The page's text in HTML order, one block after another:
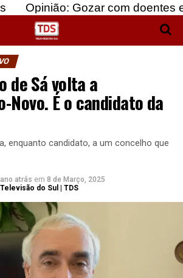
Gozar com doentes e bajular os
de Sá volta a
Novo. É o candidato da
enquanto candidato, a um concelho que
atrás em 8 de Março, 2025
do Sul | TDS